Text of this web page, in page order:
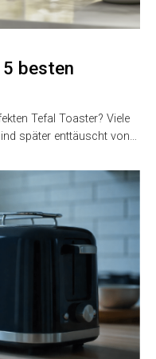
besten
Tefal Toaster? Viele
später enttäuscht von…